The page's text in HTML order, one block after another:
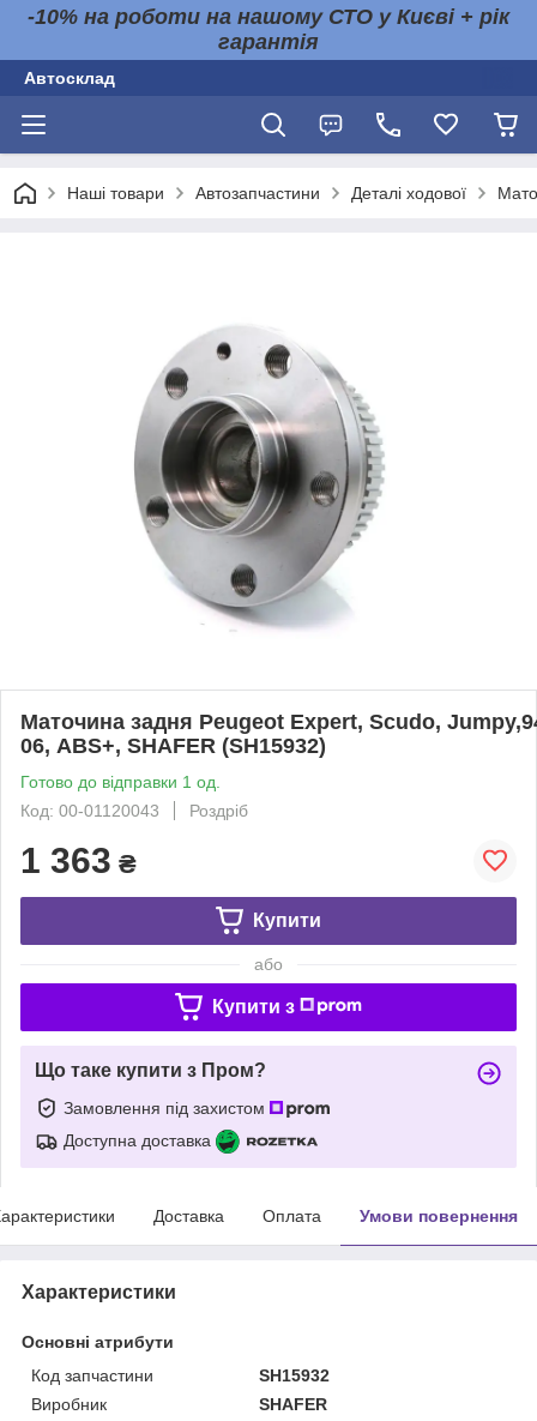
-10% на роботи на нашому СТО у Києві + рік
гарантія
Автосклад
Наші товари Автозапчастини Деталі ходової
Маточина задня Peugeot Expert, Scudo,
06, ABS+, SHAFER (SH15932)
Готово до відправки 1 од.
Код: 00-01120043
Роздріб
1 363 ₴
Купити
або
Купити з
Що таке купити з Пром?
Замовлення під захистом
Доступна доставка
Доставка Оплата Умови повернення
Характеристики
Основні атрибути
Код запчастини
SH15932
Виробник
SHAFER